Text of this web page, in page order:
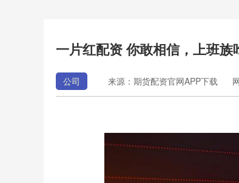
一片红配资 你敢相信，上班族
公司 来源：期货配资官网APP下载